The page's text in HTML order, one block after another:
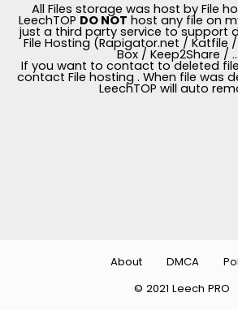
All Files storage was host by File
LeechTOP DO NOT host any file on
just a third party service to support
File Hosting (Rapigator.net / Katfile
Box / Keep2Share /
If you want to contact to deleted file
contact File hosting . When file was
LeechTOP will auto
© 2021 Leech PRO
About DMCA